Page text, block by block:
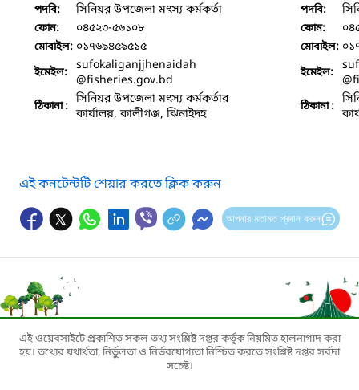
পদবি: সিনিয়র উপজেলা মৎস্য কর্মকর্তা
ফোন: ০৪৫২৩-৫৬১০৮
মোবাইল: ০১৭৬৯৪৫৯৫১৫
ইমেইল:
sufokaliganjjhenaidah
@fisheries.gov.bd
ঠিকানা : সিনিয়র উপজেলা মৎস্য কর্মকর্তার
কার্যালয়, কালীগঞ্জ, ঝিনাইদহ
পদবি:
ফোন:
মোবাইল:
ইমেইল:
ঠিকানা :
এই কনটেন্টটি শেয়ার করতে ক্লিক করুন
আপনার মতামত প্রদান করুন
এই ওয়েবসাইটে প্রকাশিত সকল তথ্য সংশ্লিষ্ট দপ্তর কর্তৃক নিয়মিত হালনাগাদ করা
হয়। তথ্যের যথার্থতা, নির্ভুলতা ও নির্ভরযোগ্যতা নিশ্চিত করতে সংশ্লিষ্ট দপ্তর সর্বদা
সচেষ্ট।